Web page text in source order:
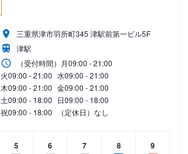
三重県津市羽所町345 津駅前第一ビル5F
津駅
（受付時間） 月09:00 - 21:00
火09:00 - 21:00 水09:00 - 21:00
木09:00 - 21:00 金09:00 - 21:00
土09:00 - 18:00 日09:00 - 18:00
祝09:00 - 18:00 （定休日）なし
5
6
7
8
9